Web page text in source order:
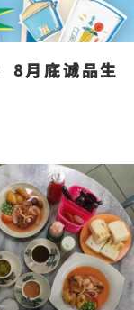
8月底诚品生